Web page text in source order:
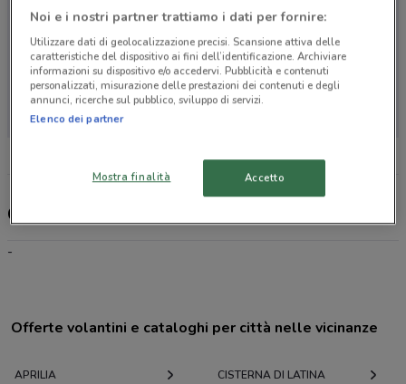
Non ci sono negozi nelle vicinanze
Chili Cinema, offerte e negozi
-
Offerte volantini e cataloghi per città nelle vicinanze
APRILIA CISTERNA DI LATINA
Noi e i nostri partner trattiamo i dati per fornire:
Utilizzare dati di geolocalizzazione precisi. Scansione attiva delle
caratteristiche del dispositivo ai fini dell’identificazione. Archiviare
informazioni su dispositivo e/o accedervi. Pubblicità e contenuti
personalizzati, misurazione delle prestazioni dei contenuti e degli
annunci, ricerche sul pubblico, sviluppo di servizi.
Elenco dei partner
Mostra finalità Accetto